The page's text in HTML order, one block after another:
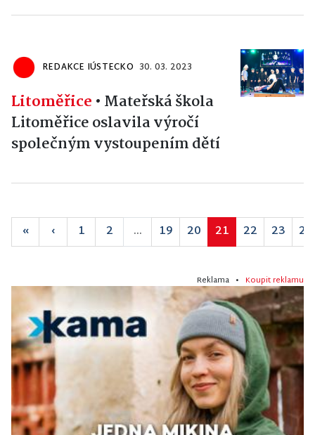
REDAKCE IÚSTECKO 30. 03. 2023
Litoměřice • Mateřská škola
Litoměřice oslavila výročí
společným vystoupením dětí
« ‹ 1 2 ... 19 20 21 22 23 24
Reklama • Koupit reklamu